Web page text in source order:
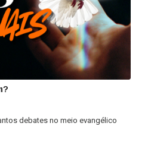
debates no meio evangélico